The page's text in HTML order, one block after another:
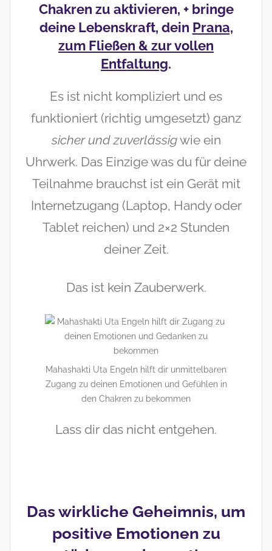
Chakren zu aktivieren, + bringe
deine Lebenskraft, dein Prana,
zum Fließen & zur vollen
Entfaltung.
Es ist nicht kompliziert und es
funktioniert (richtig umgesetzt) ganz
sicher und zuverlässigwie ein
Uhrwerk. Das Einzige was du für deine
Teilnahme brauchst ist ein Gerät mit
Internetzugang (Laptop, Handy oder
Tablet reichen) und 2×2 Stunden
deiner Zeit.
Das ist kein Zauberwerk.
Mahashakti Uta Engeln hilft dir unmittelbaren
Zugang zu deinen Emotionen und Gefühlen in
den Chakren zu bekommen
Lass dir das nicht entgehen.
Das wirkliche Geheimnis, um
positive Emotionen zu